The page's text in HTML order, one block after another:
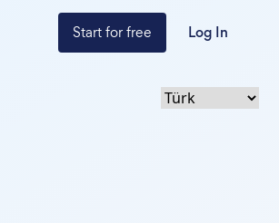
Start for free Log In